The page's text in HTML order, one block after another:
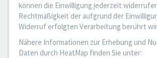
können die Einwilligung jederzeit
Rechtmäßigkeit der aufgrund der
Widerruf erfolgten Verarbeitung berührt
Nähere Informationen zur Erhebung und
Daten durch HeatMap finden Sie unter: